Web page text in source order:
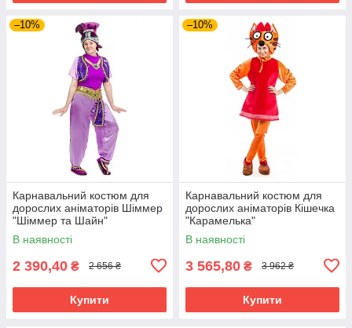
–10%
Карнавальний костюм для
дорослих аніматорів Шіммер
"Шіммер та Шайн"
В наявності
2 390,40 ₴ 2 656 ₴
Купити
–10%
Карнавальний костюм для
дорослих аніматорів Кішечка
"Карамелька"
В наявності
3 565,80 ₴ 3 962 ₴
Купити